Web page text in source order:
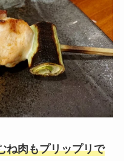
ね肉もプリップリで